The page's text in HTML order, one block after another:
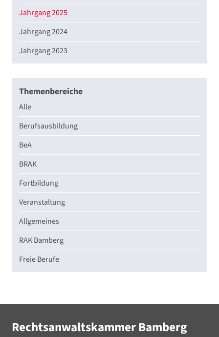
Jahrgang 2025
Jahrgang 2024
Jahrgang 2023
Themenbereiche
Alle
Berufsausbildung
BeA
BRAK
Fortbildung
Veranstaltung
Allgemeines
RAK Bamberg
Freie Berufe
Rechtsanwaltskammer Bamberg